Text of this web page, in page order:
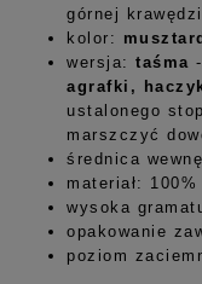
górnej
kolor:
wersja: taśma
agrafki,
ustalonego
marszczyć
średnica
materiał:
wysoka
opakowanie
poziom